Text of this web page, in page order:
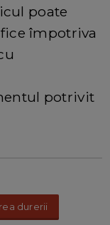
poate
împotriva
potrivit
durerii